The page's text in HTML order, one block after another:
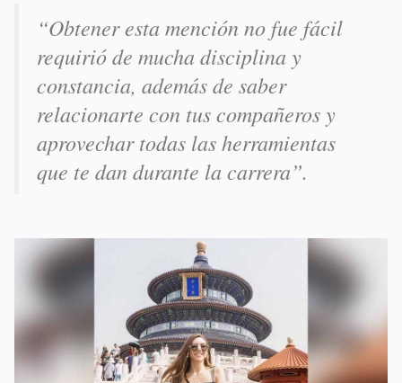
“Obtener esta mención no fue fácil
requirió de mucha disciplina y
constancia, además de saber
relacionarte con tus compañeros y
aprovechar todas las herramientas
que te dan durante la carrera”.